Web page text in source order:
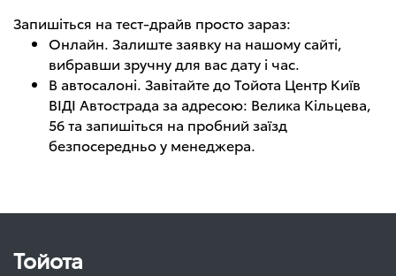
Запишіться на тест-драйв просто зараз:
Онлайн. Залиште заявку на нашому сайті,
вибравши зручну для вас дату і час.
В автосалоні. Завітайте до Тойота Центр Київ
ВІДІ Автострада за адресою: Велика Кільцева,
56 та запишіться на пробний заїзд
безпосередньо у менеджера.
Тойота